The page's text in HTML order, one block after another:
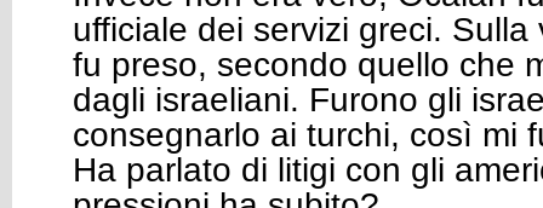
ufficiale dei servizi greci. Sulla
fu preso, secondo quello che
dagli israeliani. Furono gli
consegnarlo ai turchi, così mi
Ha parlato di litigi con gli